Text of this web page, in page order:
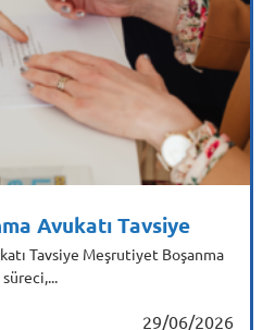
Avukatı Tavsiye
Tavsiye Meşrutiyet Boşanma
29/06/2026